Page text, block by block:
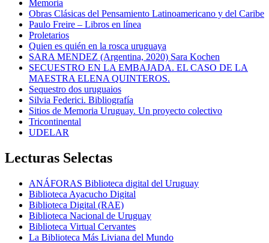
Memoria
Obras Clásicas del Pensamiento Latinoamericano y del Caribe
Paulo Freire – Libros en línea
Proletarios
Quien es quién en la rosca uruguaya
SARA MENDEZ (Argentina, 2020) Sara Kochen
SECUESTRO EN LA EMBAJADA. EL CASO DE LA
MAESTRA ELENA QUINTEROS.
Sequestro dos uruguaios
Silvia Federici. Bibliografía
Sitios de Memoria Uruguay. Un proyecto colectivo
Tricontinental
UDELAR
Lecturas Selectas
ANÁFORAS Biblioteca digital del Uruguay
Biblioteca Ayacucho Digital
Biblioteca Digital (RAE)
Biblioteca Nacional de Uruguay
Biblioteca Virtual Cervantes
La Biblioteca Más Liviana del Mundo